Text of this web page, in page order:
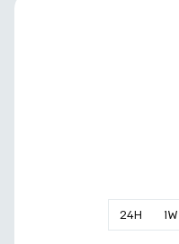
24H 1W